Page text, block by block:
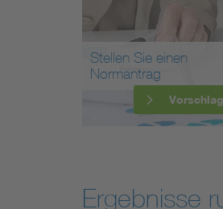
Stellen Sie einen
Normantrag
Ergebnisse